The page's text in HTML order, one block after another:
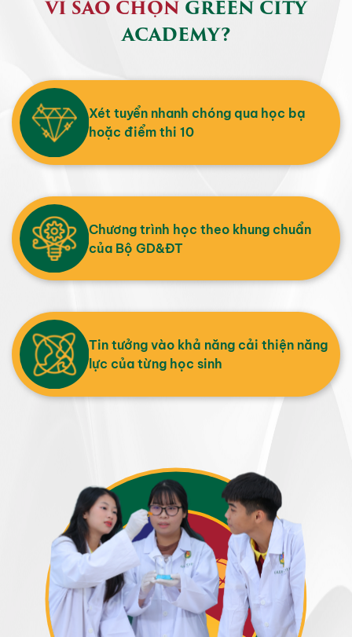
VÌ SAO CHỌN GREEN CITY
ACADEMY?
Xét tuyển nhanh chóng qua học bạ
hoặc điểm thi 10
Chương trình học theo khung chuẩn
của Bộ GD&ĐT
Tin tưởng vào khả năng cải thiện năng
lực của từng học sinh